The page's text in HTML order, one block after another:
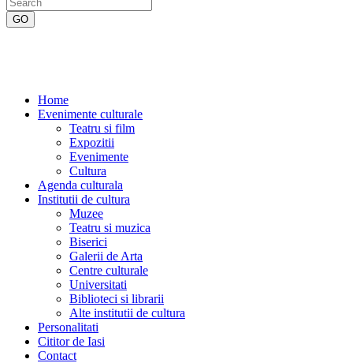
Home
Evenimente culturale
Teatru si film
Expozitii
Evenimente
Cultura
Agenda culturala
Institutii de cultura
Muzee
Teatru si muzica
Biserici
Galerii de Arta
Centre culturale
Universitati
Biblioteci si librarii
Alte institutii de cultura
Personalitati
Cititor de Iasi
Contact